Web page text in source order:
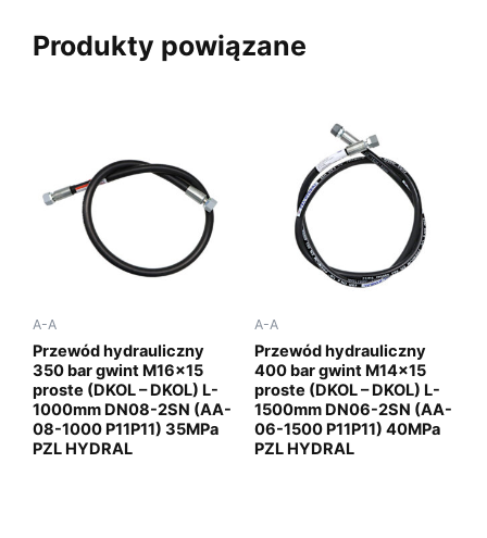
Produkty powiązane
A-A
Przewód hydrauliczny
350 bar gwint M16x15
proste (DKOL – DKOL) L-
1000mm DN08-2SN (AA-
08-1000 P11P11) 35MPa
PZL HYDRAL
A-A
Przewód hydrauliczny
400 bar gwint M14x15
proste (DKOL – DKOL) L-
1500mm DN06-2SN (AA-
06-1500 P11P11) 40MPa
PZL HYDRAL